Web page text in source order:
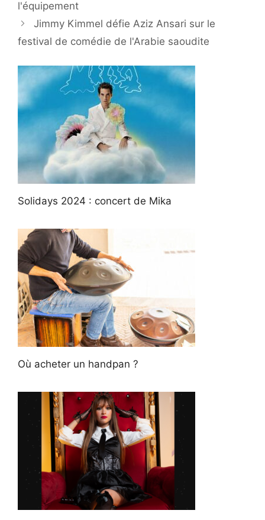
l'équipement
Jimmy Kimmel défie Aziz Ansari sur le
festival de comédie de l'Arabie saoudite
Solidays 2024 : concert de Mika
Où acheter un handpan ?